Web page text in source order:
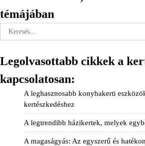
témájában
Keresés:
Legolvasottabb cikkek a
kapcsolatosan:
A leghasznosabb konyhakerti
kertészkedéshez
A legtrendibb házikertek, melyek
A magaságyás: Az egyszerű és